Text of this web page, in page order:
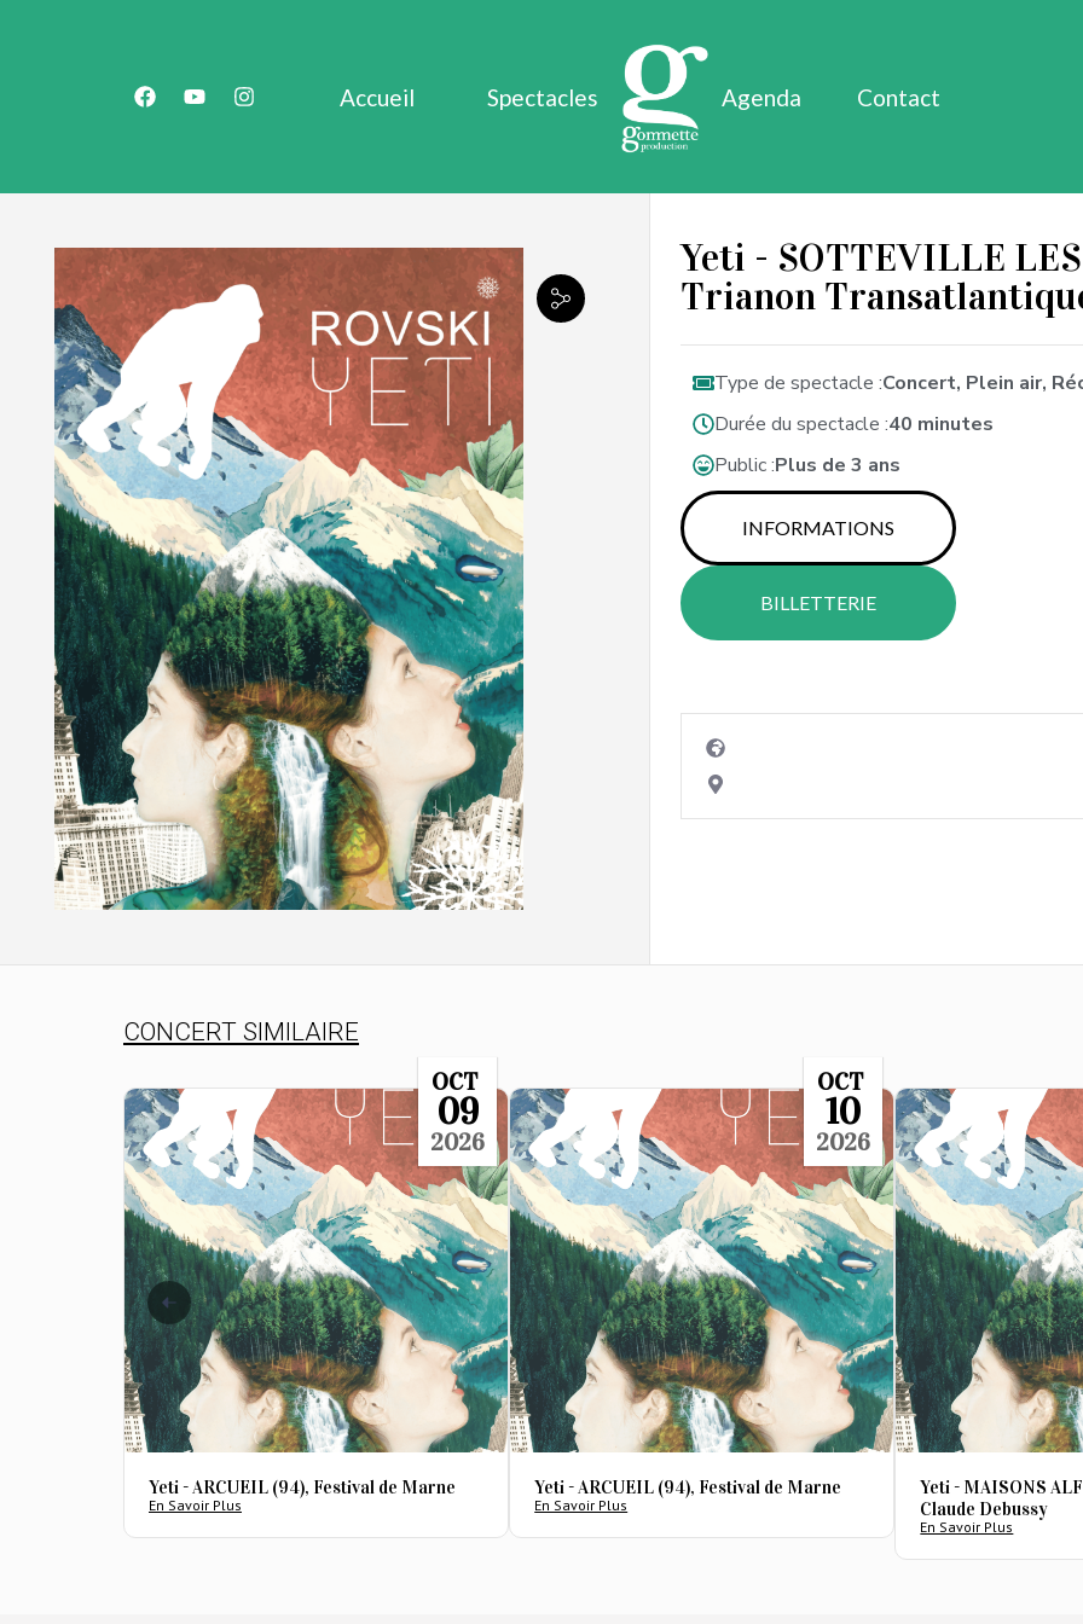
Accueil Spectacles Agenda Contact
Yeti - SOTTEVILLE LES
Trianon
Type de spectacle :Concert, Plein air,
Durée du spectacle :40 minutes
Public :Plus de 3 ans
INFORMATIONS
BILLETTERIE
CONCERT SIMILAIRE
OCT
09
2026
Yeti - ARCUEIL (94), Festival de Marne
En Savoir Plus
OCT
10
2026
Yeti - ARCUEIL (94), Festival de Marne
En Savoir Plus
Yeti - MAISONS
Claude Debussy
En Savoir Plus